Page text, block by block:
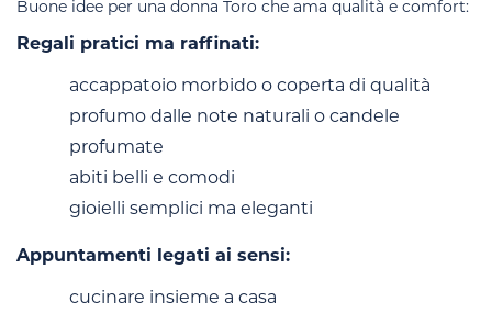
Buone idee per una donna Toro che ama qualità e comfort:
Regali pratici ma raffinati:
accappatoio morbido o coperta di qualità
profumo dalle note naturali o candele
profumate
abiti belli e comodi
gioielli semplici ma eleganti
Appuntamenti legati ai sensi:
cucinare insieme a casa